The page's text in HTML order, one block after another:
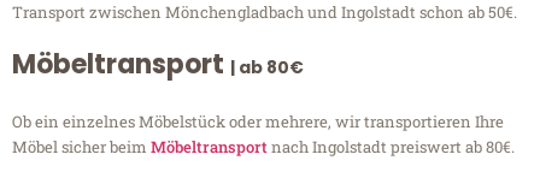
Transport zwischen Mönchengladbach und Ingolstadt schon ab 50€.
Möbeltransport | ab 80€
Ob ein einzelnes Möbelstück oder mehrere, wir transportieren Ihre
Möbel sicher beim Möbeltransportnach Ingolstadt preiswert ab 80€.